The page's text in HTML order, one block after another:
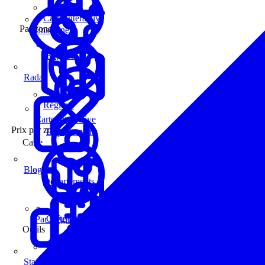
Enseignes
Carte interactive
Prix par zone
Par Région
Régions
Départements
Carte
Carte interactive
Outils
Carte interactive
Par zone
Régions
Départements
Radar
Blog
Statistiques